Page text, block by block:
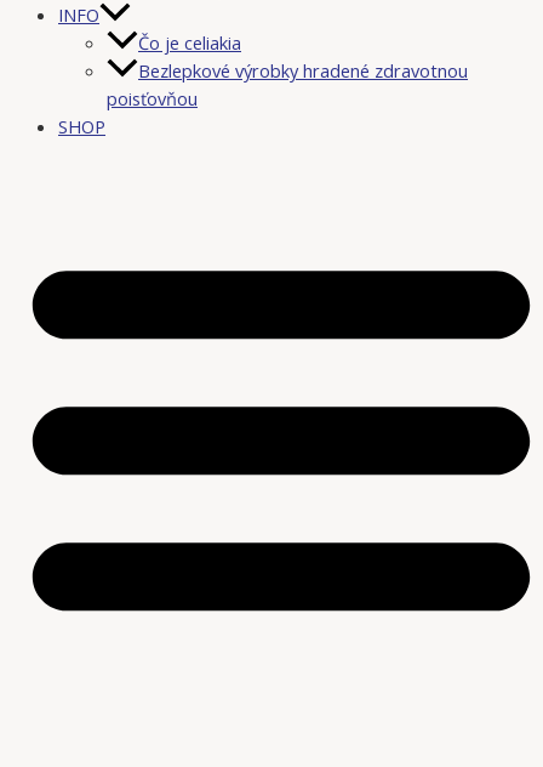
INFO
Čo je celiakia
Bezlepkové výrobky hradené zdravotnou
poisťovňou
SHOP